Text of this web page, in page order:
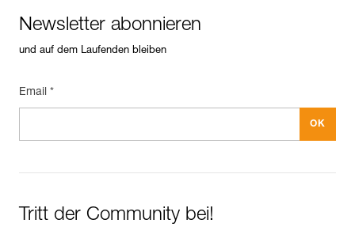
Newsletter abonnieren
und auf dem Laufenden bleiben
Email *
Tritt der Community bei!